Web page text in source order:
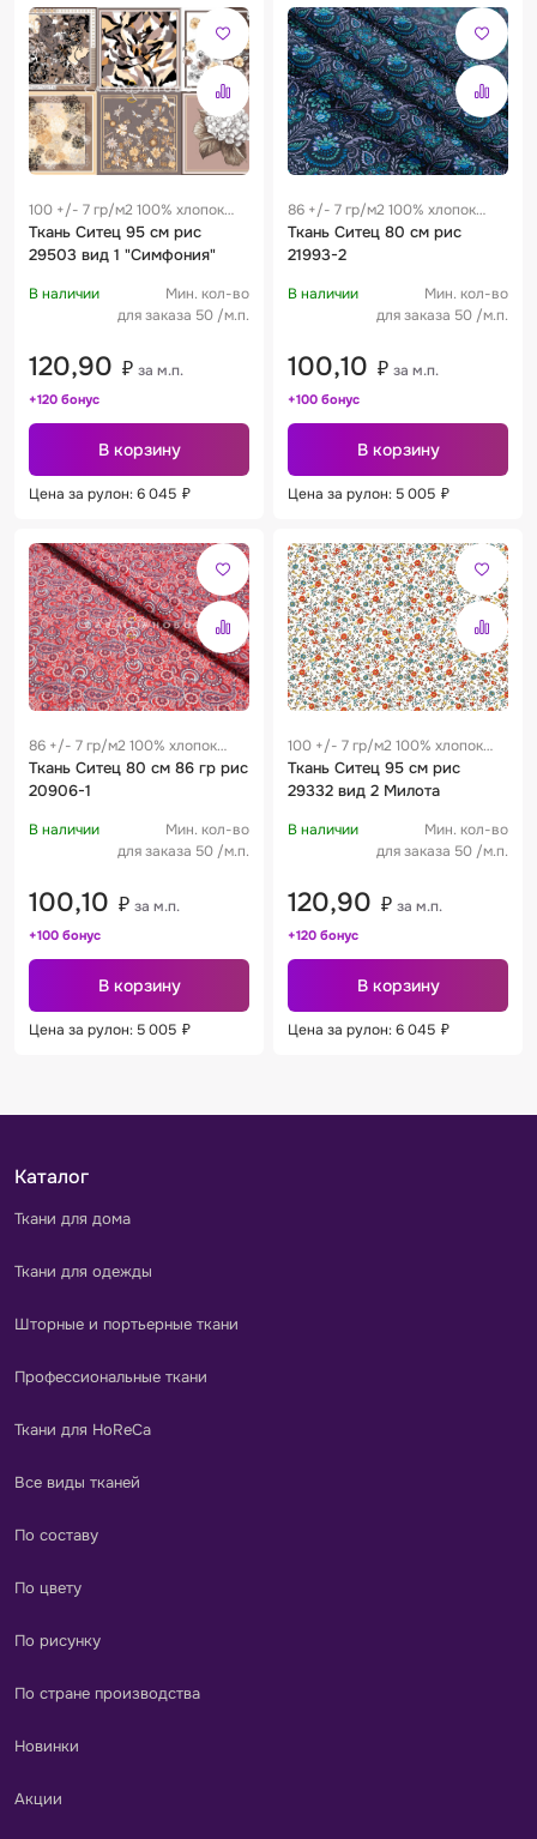
100 +/- 7 гр/м2 100% хлопок
0.19 м
Ткань Ситец 95 см рис
29503 вид 1 "Симфония"
В наличии
Мин. кол-во
для заказа 50 /м.п.
120,90 ₽ за м.п.
+120 бонус
В корзину
Цена за рулон: 6 045 ₽
86 +/- 7 гр/м2 100% хлопок
0.28 м
Ткань Ситец 80 см рис
21993-2
В наличии
Мин. кол-во
для заказа 50 /м.п.
100,10 ₽ за м.п.
+100 бонус
В корзину
Цена за рулон: 5 005 ₽
86 +/- 7 гр/м2 100% хлопок
0.28 м
Ткань Ситец 80 см 86 гр рис
20906-1
В наличии
Мин. кол-во
для заказа 50 /м.п.
100,10 ₽ за м.п.
+100 бонус
В корзину
Цена за рулон: 5 005 ₽
100 +/- 7 гр/м2 100% хлопок
0.19 м
Ткань Ситец 95 см рис
29332 вид 2 Милота
В наличии
Мин. кол-во
для заказа 50 /м.п.
120,90 ₽ за м.п.
+120 бонус
В корзину
Цена за рулон: 6 045 ₽
Каталог
Ткани для дома
Ткани для одежды
Шторные и портьерные ткани
Профессиональные ткани
Ткани для HoReCa
Все виды тканей
По составу
По цвету
По рисунку
По стране производства
Новинки
Акции